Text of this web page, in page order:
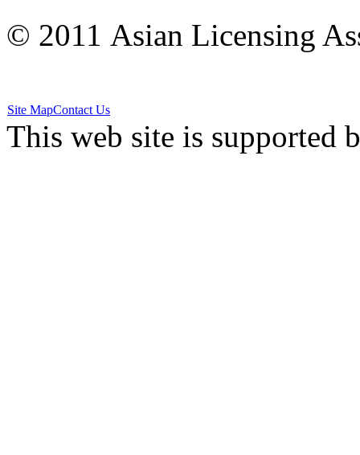
© 2011 Asian Licensing
Site MapContact Us
This web site is supported